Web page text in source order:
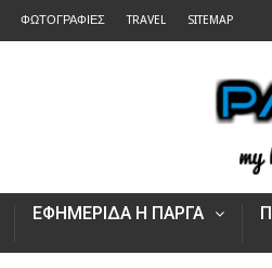
ΦΩΤΟΓΡΑΦΙΕΣ TRAVEL SITEMAP
ΕΦΗΜΕΡΙΔΑ Η ΠΑΡΓΑ